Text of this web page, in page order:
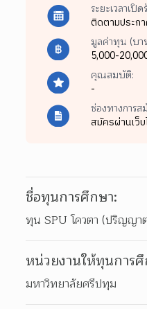
ระยะเวลาเปิ
ติดตามประก
มูลค่าทุน (บา
5,000-
คุณสมบัติ:
-
ช่องทางการส
สมัครผ่านเว็
ชื่อทุนการศึกษา:
ทุน SPU โควตา (ปริญญา
หน่วยงานให้ทุนการ
มหาวิทยาลัยศรีปทุม